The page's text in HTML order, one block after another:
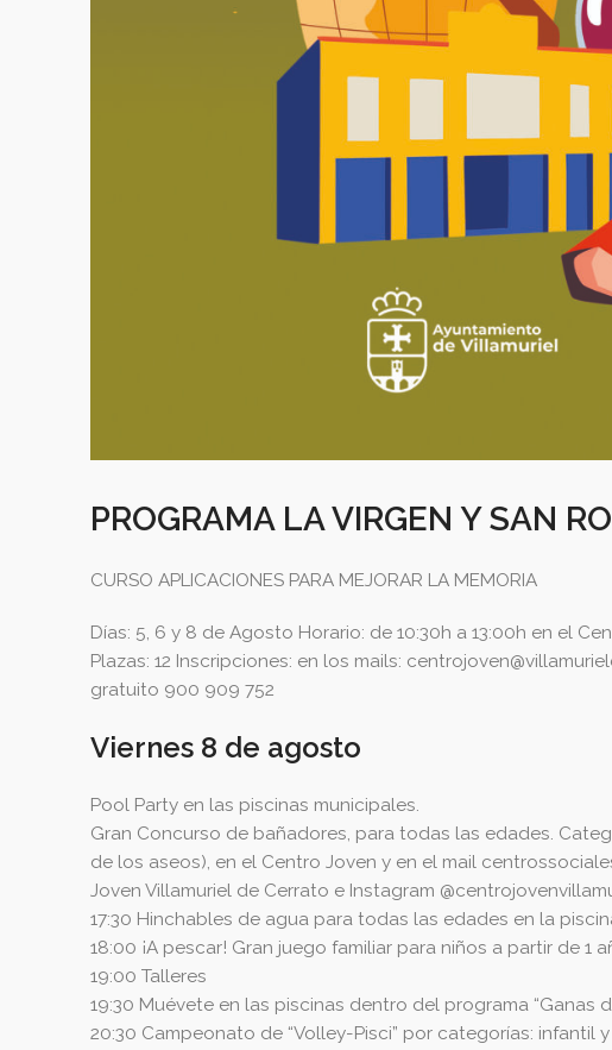
PROGRAMA LA VIRGEN Y SAN
CURSO APLICACIONES PARA MEJORAR LA MEMORIA
Días: 5, 6 y 8 de Agosto Horario: de 10:30h a 13:00h en el
Plazas: 12 Inscripciones: en los mails:
gratuito 900 909 752
Viernes 8 de agosto
Pool Party en las piscinas municipales.
Gran Concurso de bañadores, para todas las edades.
de los aseos), en el Centro Joven y en el mail
Joven Villamuriel de Cerrato e Instagram
17:30 Hinchables de agua para todas las edades en la
18:00 ¡A pescar! Gran juego familiar para niños a partir de 1
19:00 Talleres
19:30 Muévete en las piscinas dentro del programa “Ganas
20:30 Campeonato de “Volley-Pisci” por categorías: infantil